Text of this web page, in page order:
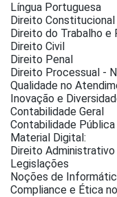
Língua Portuguesa
Direito Constitucional
Direito do Trabalho e
Direito Civil
Direito Penal
Direito Processual -
Qualidade no
Inovação e
Contabilidade Geral
Contabilidade Pública
Material Digital:
Direito Administrativo
Legislações
Noções de
Compliance e Ética